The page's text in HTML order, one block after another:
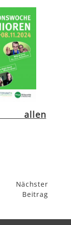
allen
Nächster
Beitrag